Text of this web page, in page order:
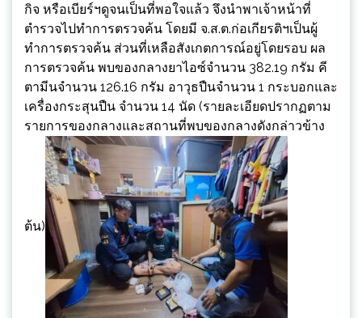
กิจ หรือเบียร์ฯดูจนเป็นที่พอใจแล้ว จึงนำพาเจ้าหน้าที่
ตำรวจไปทำการตรวจค้น โดยมี จ.ส.ต.ก่อเกียรติฯเป็นผู้
ทำการตรวจค้น ส่วนที่เหลือสังเกตการณ์อยู่โดยรอบ ผล
การตรวจค้น พบของกลางยาไอซ์จำนวน 382.19 กรัม คี
ตามีนจำนวน 126.16 กรัม อาวุธปืนจำนวน 1 กระบอกและ
เครื่องกระสุนปืน จำนวน 14 นัด (รายละเอียดปรากฏตาม
รายการของกลางและสถานที่พบของกลางดังกล่าวข้าง
ต้น)